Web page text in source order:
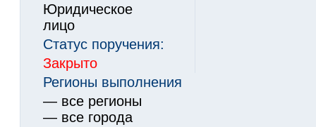
Юридическое
лицо
Статус поручения:
Закрыто
Регионы выполнения
— все регионы
— все города